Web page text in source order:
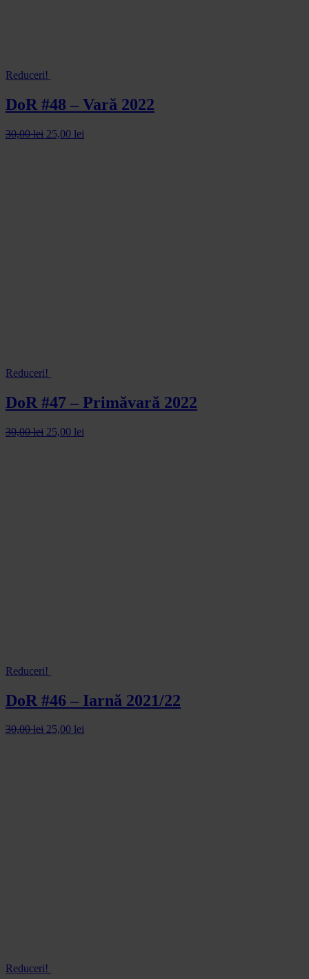
Reduceri!
DoR #48 – Vară 2022
30,00lei 25,00 lei
Reduceri!
DoR #47 – Primăvară 2022
30,00lei 25,00 lei
Reduceri!
DoR #46 – Iarnă 2021/22
30,00lei 25,00 lei
Reduceri!